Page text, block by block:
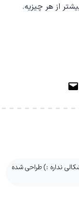
از هر چیزیه.
نداره :) طراحی شده